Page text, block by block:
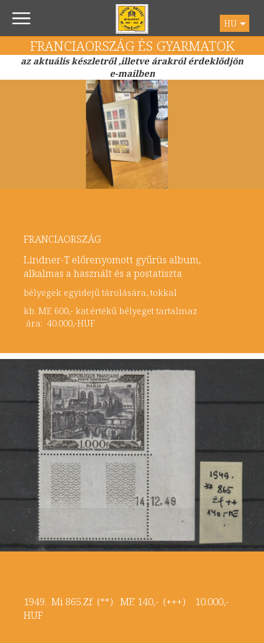
HU
FRANCIAORSZÁG ÉS GYARMATOK
az aktuális készletről ,illetve árakról érdeklődjön
e-mailben
FRANCIAORSZÁG
Lindner-T előrenyomott gyűrüs album,
alkalmas a használt és a postatiszta
bélyegek egyidejű tárolására, tokkal
kb. ME 600,- kat.értékű bélyeget tartalmaz
ára: 40.000,-HUF
1949. Mi 865.Zf (**) ME 140,- (+++) 10.000,-
HUF